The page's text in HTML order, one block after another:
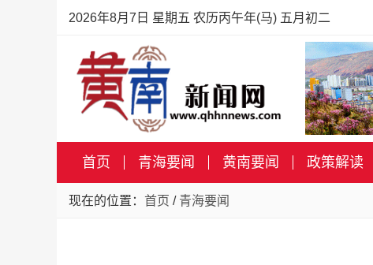
2026年8月7日 星期五 农历丙午年(马) 五月初二
首页 青海要闻 黄南要闻 政策解读
现在的位置： 首页 / 青海要闻